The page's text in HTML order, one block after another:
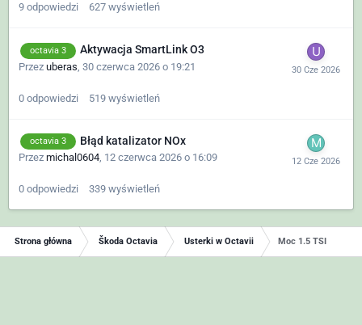
9 odpowiedzi 627 wyświetleń
octavia 3 Aktywacja SmartLink O3
Przez uberas 30 czerwca 2026 o 19:21
0 odpowiedzi 519 wyświetleń
octavia 3 Błąd katalizator NOx
Przez michal0604, 12 czerwca 2026 o 16:09
0 odpowiedzi 339 wyświetleń
Strona główna Škoda Octavia Usterki w Octavii Moc 1.5 TSI